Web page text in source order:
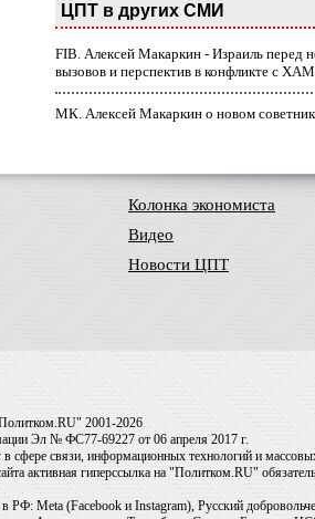
ЦПТ в других СМИ
FIB. Алексей Макаркин - Израиль перед
вызовов и перспектив в конфликте с
МК. Алексей Макаркин о новом
Колонка экономиста
Видео
Новости ЦПТ
2001-2026
Эл № ФС77-69227 от 06 апреля 2017 г.
сфере связи, информационных технологий и
активная гиперссылка на "Политком.RU"
РФ: Meta (Facebook и Instagram), Русский